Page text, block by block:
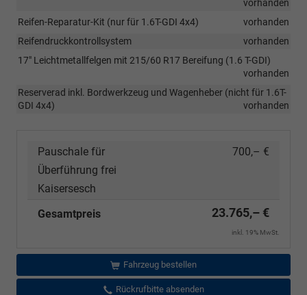
vorhanden
Reifen-Reparatur-Kit (nur für 1.6T-GDI 4x4)
vorhanden
Reifendruckkontrollsystem
vorhanden
17" Leichtmetallfelgen mit 215/60 R17 Bereifung (1.6 T-GDI)
vorhanden
Reserverad inkl. Bordwerkzeug und Wagenheber (nicht für 1.6T-
GDI 4x4)
vorhanden
Pauschale für
Überführung frei
Kaisersesch
700,– €
Gesamtpreis 23.765,– €
inkl. 19% MwSt.
Fahrzeug bestellen
Rückrufbitte absenden